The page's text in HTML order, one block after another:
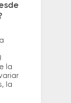
la
la